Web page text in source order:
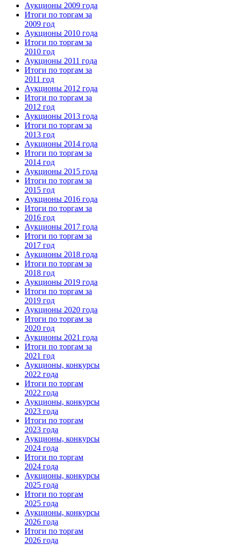
Аукционы 2009 года
Итоги по торгам за
2009 год
Аукционы 2010 года
Итоги по торгам за
2010 год
Аукционы 2011 года
Итоги по торгам за
2011 год
Аукционы 2012 года
Итоги по торгам за
2012 год
Аукционы 2013 года
Итоги по торгам за
2013 год
Аукционы 2014 года
Итоги по торгам за
2014 год
Аукционы 2015 года
Итоги по торгам за
2015 год
Аукционы 2016 года
Итоги по торгам за
2016 год
Аукционы 2017 года
Итоги по торгам за
2017 год
Аукционы 2018 года
Итоги по торгам за
2018 год
Аукционы 2019 года
Итоги по торгам за
2019 год
Аукционы 2020 года
Итоги по торгам за
2020 год
Аукционы 2021 года
Итоги по торгам за
2021 год
Аукционы, конкурсы
2022 года
Итоги по торгам
2022 года
Аукционы, конкурсы
2023 года
Итоги по торгам
2023 года
Аукционы, конкурсы
2024 года
Итоги по торгам
2024 года
Аукционы, конкурсы
2025 года
Итоги по торгам
2025 года
Аукционы, конкурсы
2026 года
Итоги по торгам
2026 года